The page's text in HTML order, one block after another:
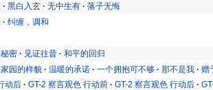
黑白入玄 无中生有
落子无悔
纠缠，调和
密 见证往昔
和平的回归
家园的样貌 温暖的承诺 一个拥抱可不够 那不是我 赠
动后 GT-2 察言观色 行动前 GT-2 察言观色 行动后